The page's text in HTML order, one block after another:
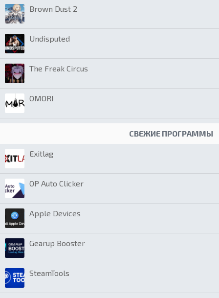
Brown Dust 2
Undisputed
The Freak Circus
OMORI
СВЕЖИЕ ПРОГРАММЫ
Exitlag
OP Auto Clicker
Apple Devices
Gearup Booster
SteamTools